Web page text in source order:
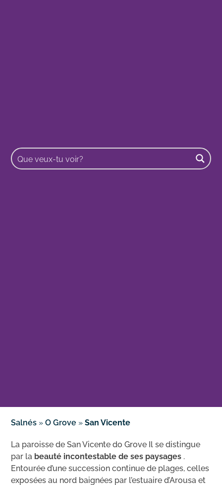
Salnés »O Grove »San Vicente
La paroisse de San Vicente do Grove Il se distingue
par la beauté incontestable de ses paysages .
Entourée d’une succession continue de plages, celles
exposées au nord baignées par l’estuaire d’Arousa et